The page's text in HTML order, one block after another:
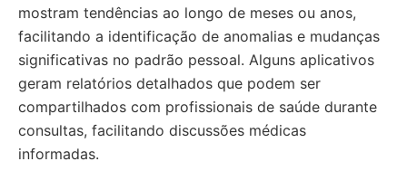
mostram tendências ao longo de meses ou anos,
facilitando a identificação de anomalias e mudanças
significativas no padrão pessoal. Alguns aplicativos
geram relatórios detalhados que podem ser
compartilhados com profissionais de saúde durante
consultas, facilitando discussões médicas
informadas.